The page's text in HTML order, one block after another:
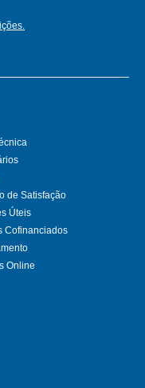
de Satisfação
Úteis
Cofinanciados
Online